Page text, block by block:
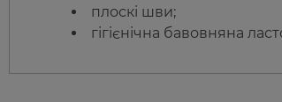
плоскі шви;
гігієнічна бавовняна